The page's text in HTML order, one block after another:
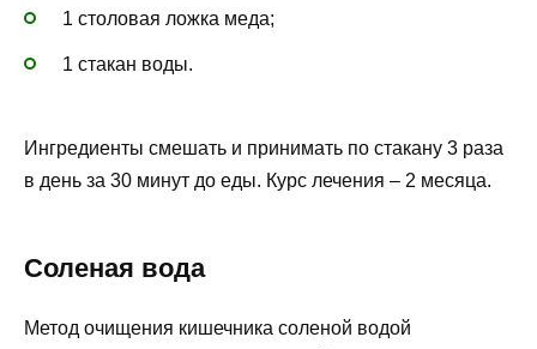
1 столовая ложка меда;
1 стакан воды.
Ингредиенты смешать и принимать по стакану 3 раза
в день за 30 минут до еды. Курс лечения – 2 месяца.
Соленая вода
Метод очищения кишечника соленой водой